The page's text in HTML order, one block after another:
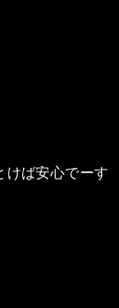
けば安心でーす